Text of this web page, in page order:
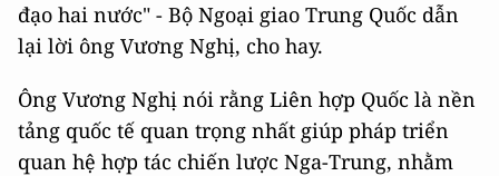
đạo hai nước" - Bộ Ngoại giao Trung Quốc dẫn
lại lời ông Vương Nghị, cho hay.
Ông Vương Nghị nói rằng Liên hợp Quốc là nền
tảng quốc tế quan trọng nhất giúp pháp triển
quan hệ hợp tác chiến lược Nga-Trung, nhằm